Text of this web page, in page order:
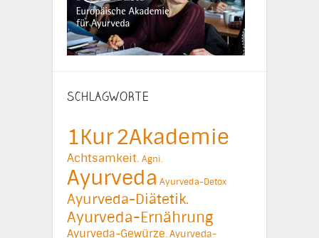
SCHLAGWORTE
1Kur2Akademie
Achtsamkeit. Agni.
Ayurveda Ayurveda-Detox
Ayurveda-Diätetik.
Ayurveda-Ernährung
Ayurveda-Gewürze.Ayurveda-